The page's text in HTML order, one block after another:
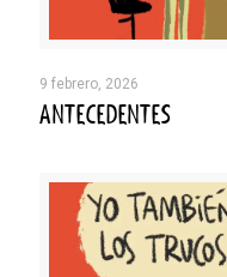
9 febrero, 2026
ANTECEDENTES